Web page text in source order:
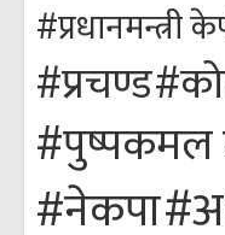
#प्रधानमन्त्री
#प्रचण्ड
#पुष्पकमल
#नेकपा